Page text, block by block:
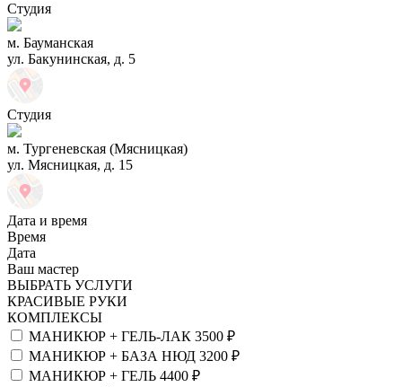
Студия
м. Бауманская
ул. Бакунинская, д. 5
Студия
м. Тургеневская (Мясницкая)
ул. Мясницкая, д. 15
Дата и время
Время
Дата
Ваш мастер
ВЫБРАТЬ УСЛУГИ
КРАСИВЫЕ РУКИ
КОМПЛЕКСЫ
МАНИКЮР + ГЕЛЬ-ЛАК 3500 ₽
МАНИКЮР + БАЗА НЮД 3200 ₽
МАНИКЮР + ГЕЛЬ 4400 ₽